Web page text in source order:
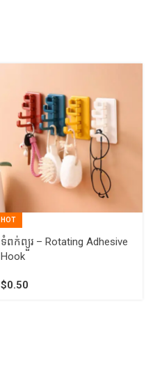
HOT
ទំពក់ព្យួរ​ – Rotating Adhesive
Hook
$0.50